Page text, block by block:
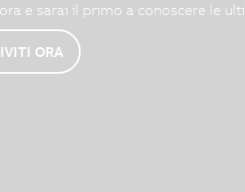
e sarai il primo a conoscere le
ORA